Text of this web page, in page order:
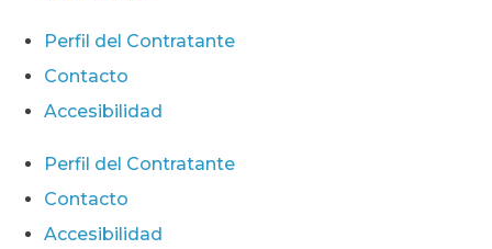
Perfil del Contratante
Contacto
Accesibilidad
Perfil del Contratante
Contacto
Accesibilidad